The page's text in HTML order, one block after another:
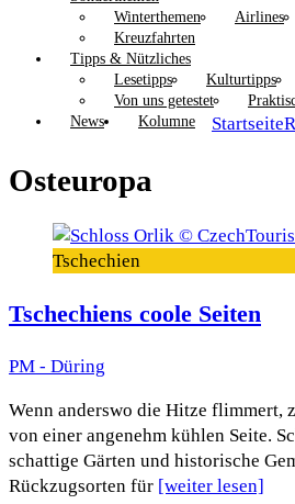
Winterthemen
Airlines
Kreuzfahrten
Tipps & Nützliches
Lesetipps
Kulturtipps
Von uns getestet
News
Kolumne Startseite
Osteuropa
Tschechien
Tschechiens coole Seiten
PM - Düring
Wenn anderswo die Hitze flimmert,
von einer angenehm kühlen Seite.
schattige Gärten und historische
Rückzugsorten für [weiter lesen]